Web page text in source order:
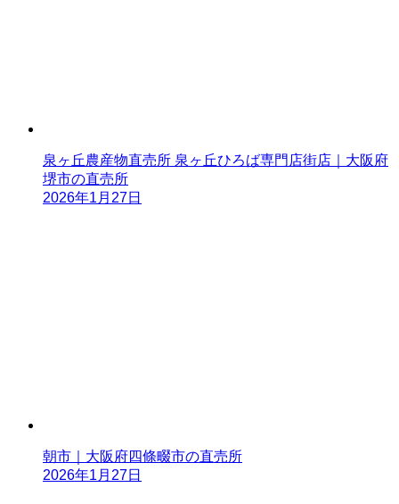
泉ヶ丘農産物直売所 泉ヶ丘ひろば専門店街店｜大阪府
堺市の直売所
2026年1月27日
朝市｜大阪府四條畷市の直売所
2026年1月27日